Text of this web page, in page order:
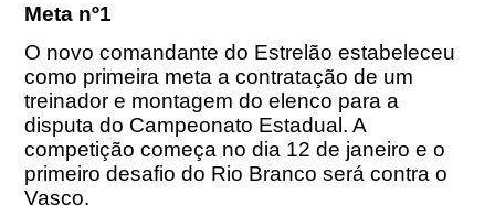
Meta nº1
O novo comandante do Estrelão estabeleceu
como primeira meta a contratação de um
treinador e montagem do elenco para a
disputa do Campeonato Estadual. A
competição começa no dia 12 de janeiro e o
primeiro desafio do Rio Branco será contra o
Vasco.